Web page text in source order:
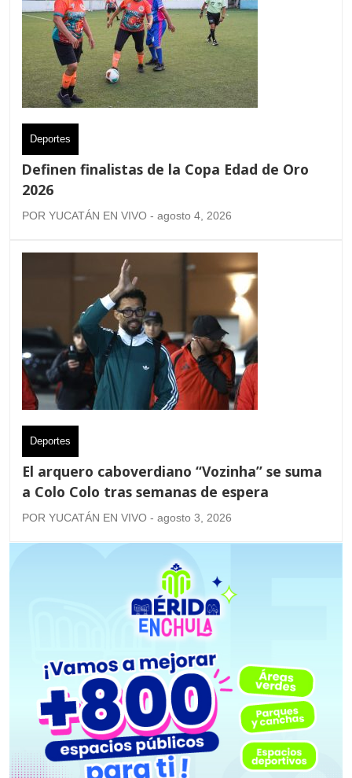
Deportes
Definen finalistas de la Copa Edad de Oro
2026
POR YUCATÁN EN VIVO - agosto 4, 2026
Deportes
El arquero caboverdiano “Vozinha” se suma
a Colo Colo tras semanas de espera
POR YUCATÁN EN VIVO - agosto 3, 2026